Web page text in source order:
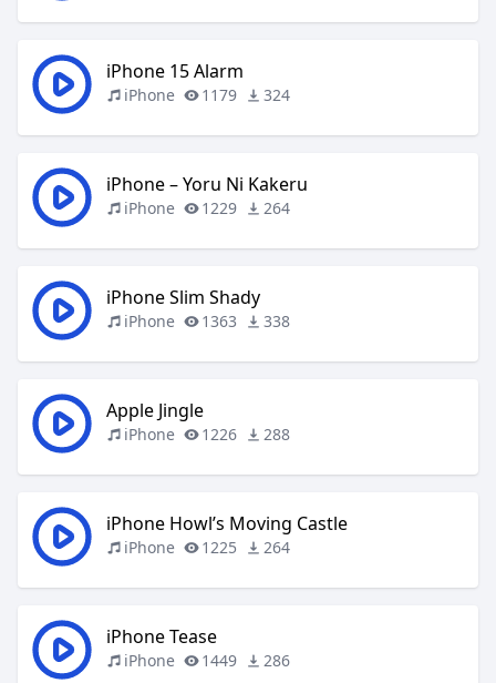
iPhone 15 Alarm
iPhone 1179 324
iPhone – Yoru Ni Kakeru
iPhone 1229 264
iPhone Slim Shady
iPhone 1363 338
Apple Jingle
iPhone 1226 288
iPhone Howl’s Moving Castle
iPhone 1225 264
iPhone Tease
iPhone 1449 286